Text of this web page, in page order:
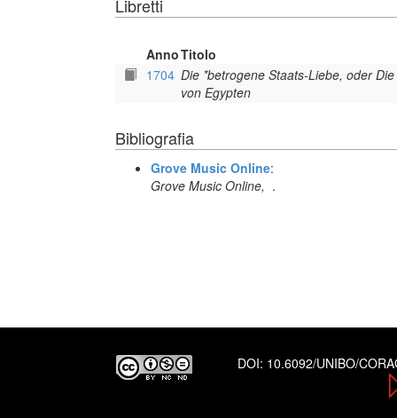
Libretti
AnnoTitolo
1704 Die *betrogene Staats-Liebe, oder
von Egypten
Bibliografia
Grove Music Online:
Grove Music Online, .
DOI: 10.6092/UNIBO/